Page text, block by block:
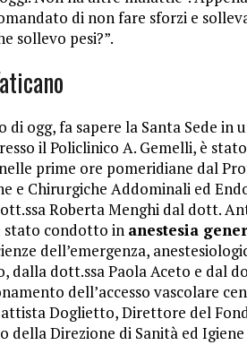
di non fare sforzi e
sollevo pesi?”.
ogg, fa sapere la Santa Sede in
il Policlinico A. Gemelli, è
prime ore pomeridiane dal
e Chirurgiche Addominali ed
Roberta Menghi dal dott.
stato condotto in anestesia
dell’emergenza,
dalla dott.ssa Paola Aceto e dal
dell’accesso vascolare
Doglietto, Direttore del
della Direzione di Sanità ed